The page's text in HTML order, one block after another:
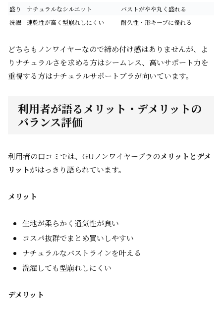
盛り
ナチュラルなシルエット
バストがやや丸く盛れる
洗濯
速乾性が高く型崩れしにくい 耐久性・形キープに優れる
どちらもノンワイヤーなので締め付け感はありませんが、よ
りナチュラルさを求める方はシームレス、高いサポート力を
重視する方はナチュラルサポートブラが向いています。
利用者が語るメリット・デメリットの
バランス評価
利用者の口コミでは、GUノンワイヤーブラのメリットとデメ
リットがはっきり語られています。
メリット
生地が柔らかく通気性が良い
コスパ抜群でまとめ買いしやすい
ナチュラルなバストラインを叶える
洗濯しても型崩れしにくい
デメリット